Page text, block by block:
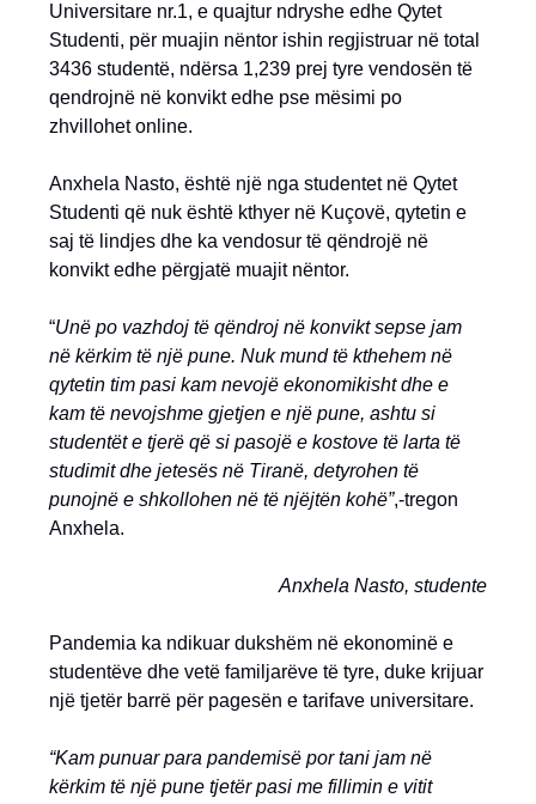
Universitare nr.1, e quajtur ndryshe edhe Qytet
Studenti, për muajin nëntor ishin regjistruar në total
3436 studentë, ndërsa 1,239 prej tyre vendosën të
qendrojnë në konvikt edhe pse mësimi po
zhvillohet online.
Anxhela Nasto, është një nga studentet në Qytet
Studenti që nuk është kthyer në Kuçovë, qytetin e
saj të lindjes dhe ka vendosur të qëndrojë në
konvikt edhe përgjatë muajit nëntor.
“Unë po vazhdoj të qëndroj në konvikt sepse jam
në kërkim të një pune. Nuk mund të kthehem në
qytetin tim pasi kam nevojë ekonomikisht dhe e
kam të nevojshme gjetjen e një pune, ashtu si
studentët e tjerë që si pasojë e kostove të larta të
studimit dhe jetesës në Tiranë, detyrohen të
punojnë e shkollohen në të njëjtën kohë”,-tregon
Anxhela.
Anxhela Nasto, studente
Pandemia ka ndikuar dukshëm në ekonominë e
studentëve dhe vetë familjarëve të tyre, duke krijuar
një tjetër barrë për pagesën e tarifave universitare.
“Kam punuar para pandemisë por tani jam në
kërkim të një pune tjetër pasi me fillimin e vitit